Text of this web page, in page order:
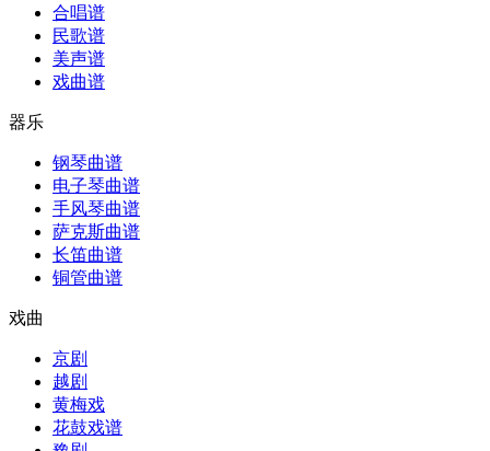
合唱谱
民歌谱
美声谱
戏曲谱
器乐
钢琴曲谱
电子琴曲谱
手风琴曲谱
萨克斯曲谱
长笛曲谱
铜管曲谱
戏曲
京剧
越剧
黄梅戏
花鼓戏谱